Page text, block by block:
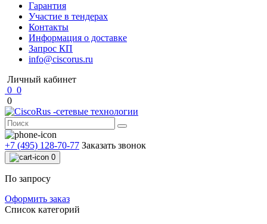
Гарантия
Участие в тендерах
Контакты
Информация о доставке
Запрос КП
info@ciscorus.ru
Личный кабинет
0 0
0
+7 (495) 128-70-77 Заказать звонок
0
По запросу
Оформить заказ
Список категорий